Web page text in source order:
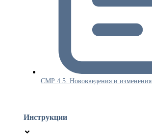
СМР 4.5. Нововведения и изменения.
Инструкции